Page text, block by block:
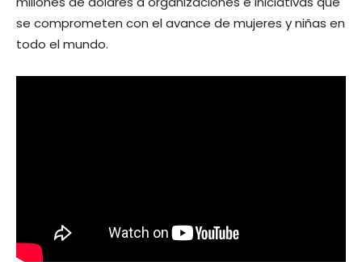
se comprometen con el avance de mujeres y niñas en
todo el mundo.